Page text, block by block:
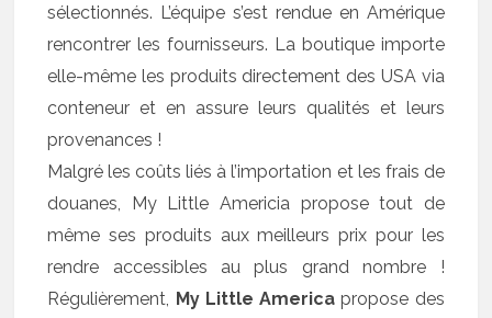
sélectionnés. L’équipe s’est rendue en Amérique
rencontrer les fournisseurs. La boutique importe
elle-même les produits directement des USA via
conteneur et en assure leurs qualités et leurs
provenances !
Malgré les coûts liés à l’importation et les frais de
douanes, My Little Americia propose tout de
même ses produits aux meilleurs prix pour les
rendre accessibles au plus grand nombre !
Régulièrement, My Little America propose des